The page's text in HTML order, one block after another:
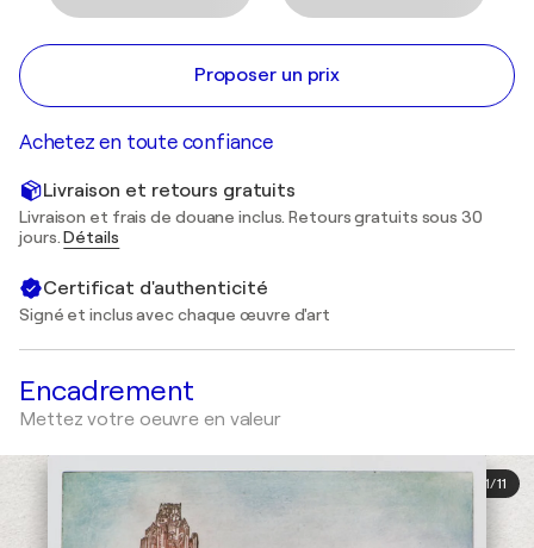
Proposer un prix
Achetez en toute confiance
Livraison et retours gratuits
Livraison et frais de douane inclus. Retours gratuits sous 30
jours.Détails
Certificat d'authenticité
Signé et inclus avec chaque œuvre d'art
Encadrement
Mettez votre oeuvre en valeur
1/11